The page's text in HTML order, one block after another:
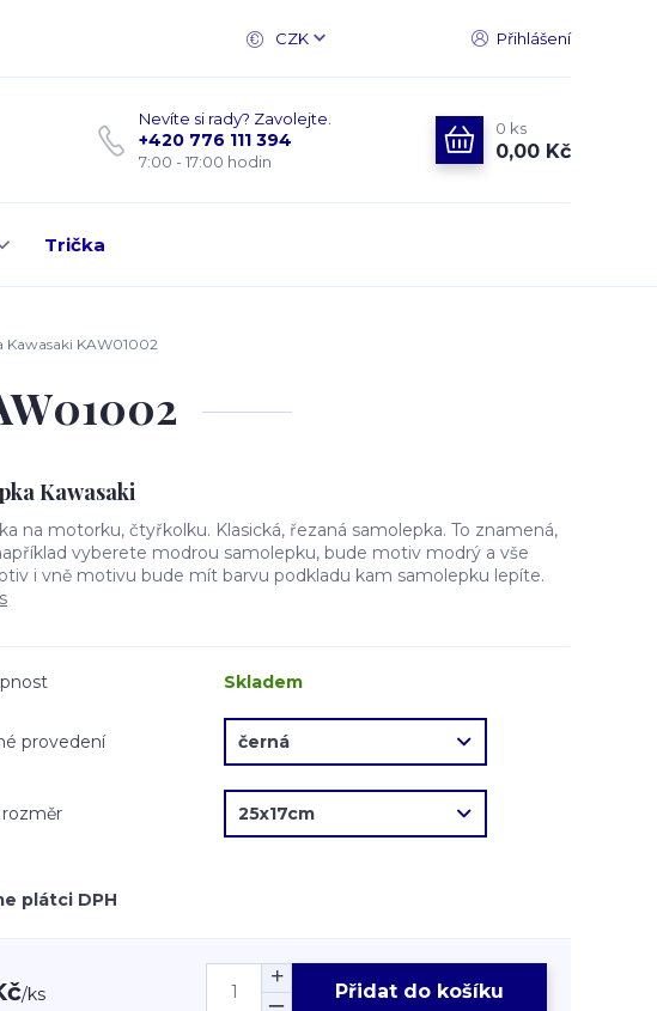
CZK Přihlášení
Nevíte si rady? Zavolejte.
+420 776 111 394
7:00 - 17:00 hodin
0 ks
0,00 Kč
Trička
Kawasaki KAW01002
Kawasaki
na motorku, čtyřkolku. Klasická, řezaná samolepka. To znamená,
vyberete modrou samolepku, bude motiv modrý a vše
i vně motivu bude mít barvu podkladu kam samolepku lepíte.
Skladem
provedení
plátci DPH
/ks Přidat do košíku